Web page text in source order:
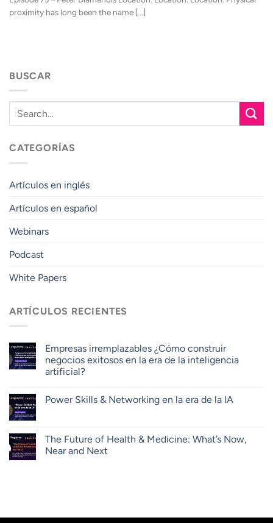
proximity has long been the name [...]
BUSCAR
CATEGORÍAS
Artículos en inglés
Artículos en español
Webinars
Podcast
White Papers
ARTÍCULOS RECIENTES
Empresas irremplazables ¿Cómo construir
negocios exitosos en la era de la inteligencia
artificial?
Power Skills & Networking en la era de la IA
The Future of Health & Medicine: What’s Now,
Near and Next